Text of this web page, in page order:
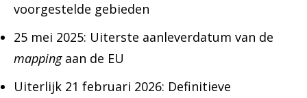
voorgestelde gebieden
25 mei 2025: Uiterste aanleverdatum van de
mapping aan de EU
Uiterlijk 21 februari 2026: Definitieve